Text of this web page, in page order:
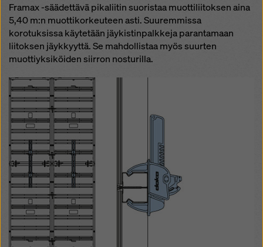
Framax -säädettävä pikaliitin suoristaa muottiliitoksen aina
5,40 m:n muottikorkeuteen asti. Suuremmissa
korotuksissa käytetään jäykistinpalkkeja parantamaan
liitoksen jäykkyyttä. Se mahdollistaa myös suurten
muottiyksiköiden siirron nosturilla.